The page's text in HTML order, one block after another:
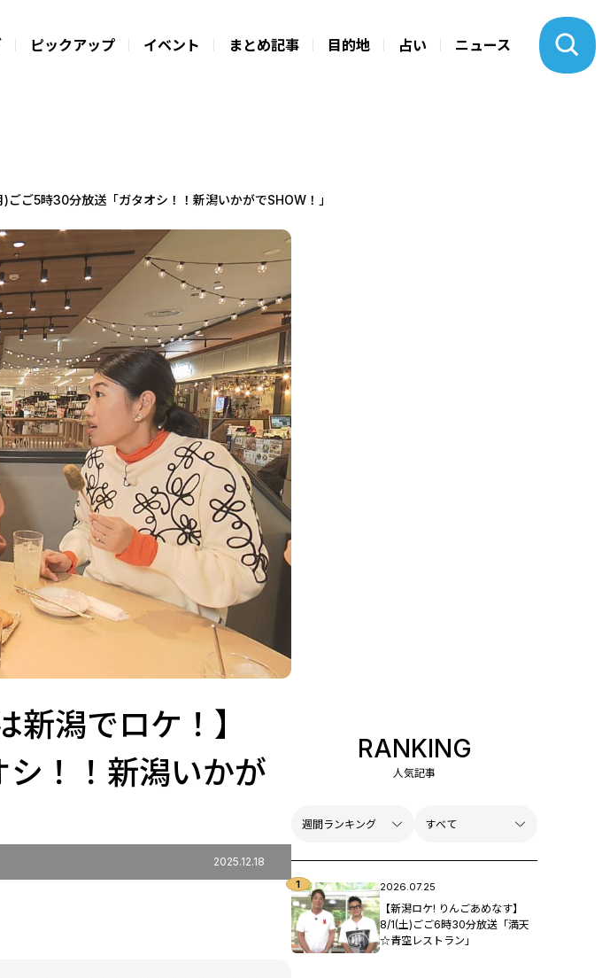
ピックアップ イベント まとめ記事 目的地 占い ニュース
ご5時30分放送「ガタオシ！！新潟いかがでSHOW！」
新潟でロケ！】
！！新潟いかが
2025.12.18
RANKING
人気記事
2026.07.25
【新潟ロケ! りんごあめなす】
8/1(土)ごご6時30分放送「満天
☆青空レストラン」